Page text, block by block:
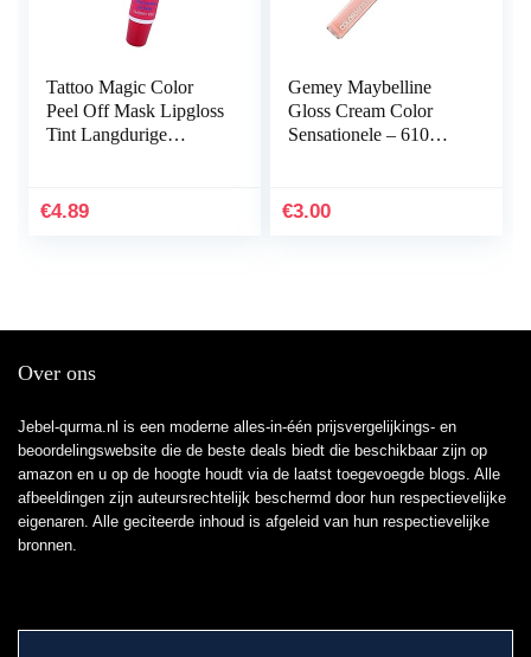
Tattoo Magic Color
Peel Off Mask Lipgloss
Tint Langdurige
voor Vrouwen
€4.89
Gemey Maybelline
Gloss Cream Color
Sensationele – 610
€3.00
Over ons
Jebel-qurma.nl is een moderne alles-in-één prijsvergelijkings- en
beoordelingswebsite die de beste deals biedt die beschikbaar zijn op
amazon en u op de hoogte houdt via de laatst toegevoegde blogs. Alle
afbeeldingen zijn auteursrechtelijk beschermd door hun respectievelijke
eigenaren. Alle geciteerde inhoud is afgeleid van hun respectievelijke
bronnen.